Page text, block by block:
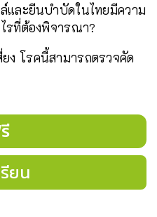
และยีนบำบัดในไทยมีความ
รที่ต้องพิจารณา?
ง โรคนี้สามารถตรวจคัด
ยน